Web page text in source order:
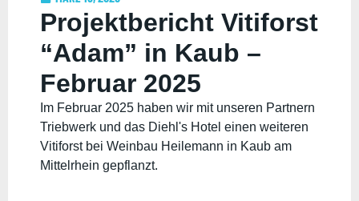
Projektbericht Vitiforst
“Adam” in Kaub –
Februar 2025
Im Februar 2025 haben wir mit unseren Partnern
Triebwerk und das Diehl's Hotel einen weiteren
Vitiforst bei Weinbau Heilemann in Kaub am
Mittelrhein gepflanzt.